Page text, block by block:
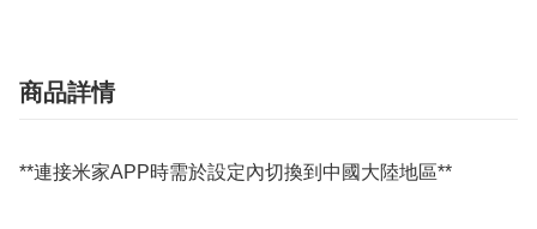
商品詳情
**連接米家APP時需於設定內切換到中國大陸地區**